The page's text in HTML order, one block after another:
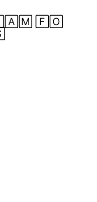
🄵🄾